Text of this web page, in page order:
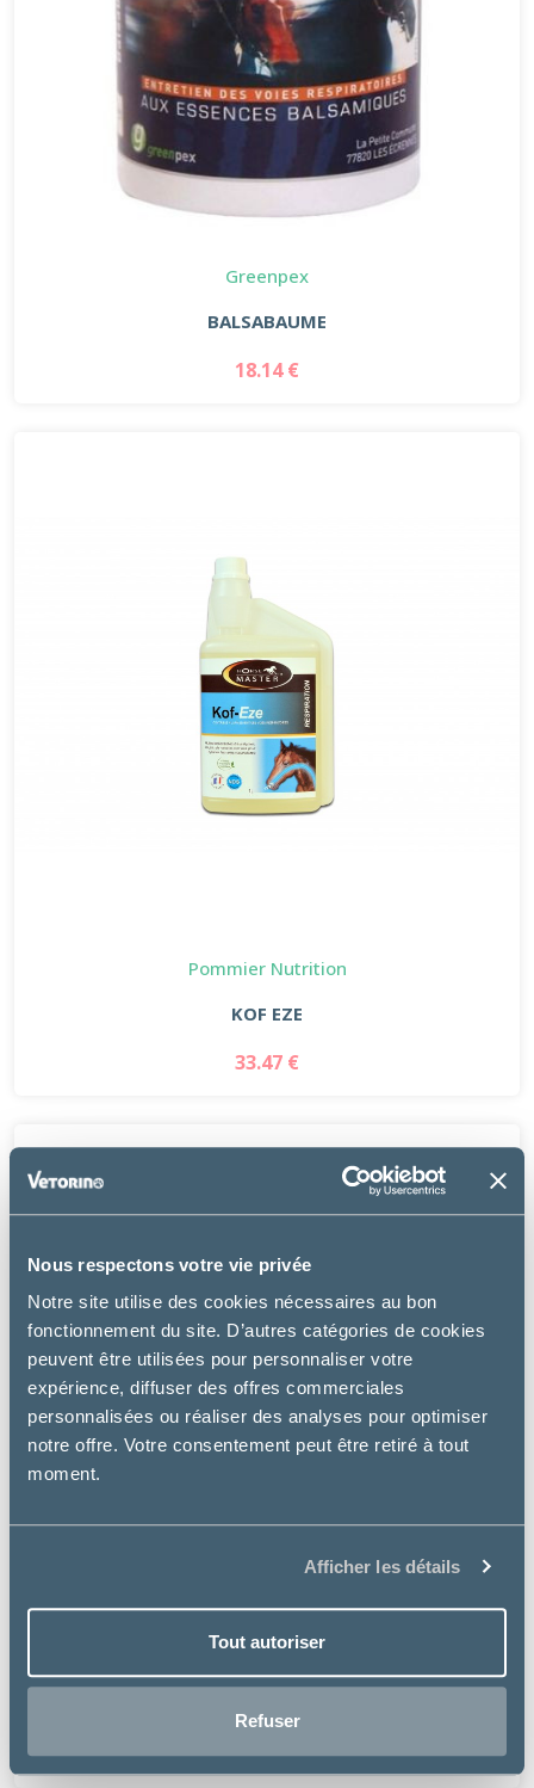
Nous respectons votre vie privée
Notre site utilise des cookies nécessaires au bon
fonctionnement du site. D’autres catégories de cookies
peuvent être utilisées pour personnaliser votre
expérience, diffuser des offres commerciales
personnalisées ou réaliser des analyses pour optimiser
notre offre. Votre consentement peut être retiré à tout
moment.
Afficher les détails
Tout autoriser
Refuser
Greenpex
BALSABAUME
18.14 €
Pommier Nutrition
KOF EZE
33.47 €
89.51 €